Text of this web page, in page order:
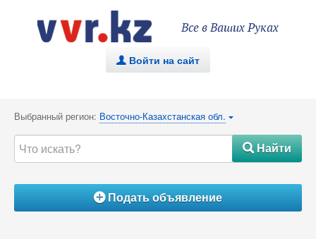
Все в Ваших Руках
. Войти на сайт
Выбранный регион: Восточно-Казахстанская обл. {
#Найти
ÁПодать объявление